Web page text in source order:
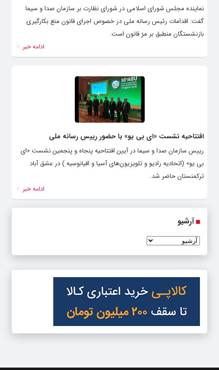
نماینده مجلس شورای اسلامی در شورای نظارت بر سازمان صدا و سیما
گفت: اقدامات رئیس رسانه ملی در خصوص اجرای قانون منع بکارگیری
بازنشستگان منطبق بر مرّ قانون است.
ادامه خبر
افتتاحیه نشست «ای بی یو» با حضور رییس رسانه ملی
رییس سازمان صدا و سیما در آیین افتتاحیه پنجاه و پنجمین نشست «ای
بی یو» (اتحادیه رادیو و تلویزیون‌های آسیا و اقیانوسیه ) در عشق آباد
ترکمنستان حاضر شد.
ادامه خبر
آرشیو